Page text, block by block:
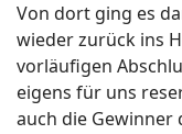
Von dort ging es
wieder zurück ins
vorläufigen
eigens für uns
auch die Gewinner